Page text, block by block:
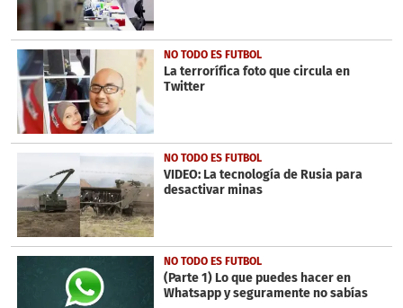
NO TODO ES FUTBOL
La terrorífica foto que circula en
Twitter
NO TODO ES FUTBOL
VIDEO: La tecnología de Rusia para
desactivar minas
NO TODO ES FUTBOL
(Parte 1) Lo que puedes hacer en
Whatsapp y seguramente no sabías